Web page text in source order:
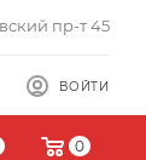
пр-т 45
ВОЙТИ
0